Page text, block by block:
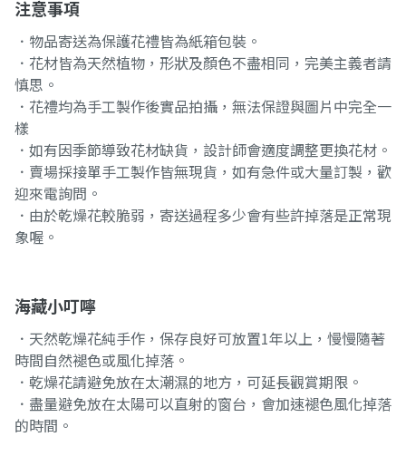
注意事項
．物品寄送為保護花禮皆為紙箱包裝。
．花材皆為天然植物，形狀及顏色不盡相同，完美主義者請
慎思。
．花禮均為手工製作後實品拍攝，無法保證與圖片中完全一
樣
．如有因季節導致花材缺貨，設計師會適度調整更換花材。
．賣場採接單手工製作皆無現貨，如有急件或大量訂製，歡
迎來電詢問。
．由於乾燥花較脆弱，寄送過程多少會有些許掉落是正常現
象喔。
海藏小叮嚀
．天然乾燥花純手作，保存良好可放置1年以上，慢慢隨著
時間自然褪色或風化掉落。
．乾燥花請避免放在太潮濕的地方，可延長觀賞期限。
．盡量避免放在太陽可以直射的窗台，會加速褪色風化掉落
的時間。